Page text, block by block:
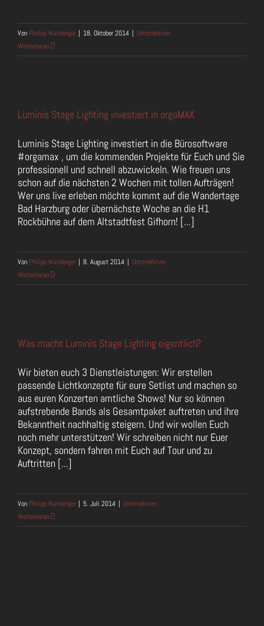
Von Philipp Nürnberger | 18. Oktober 2014 | Unternehmen
Weiterlesen
Luminis Stage Lighting investiert in orgaMAX
Luminis Stage Lighting investiert in die Bürosoftware
#orgamax , um die kommenden Projekte für Euch und Sie
professionell und schnell abzuwickeln. Wie freuen uns
schon auf die nächsten 2 Wochen mit tollen Aufträgen!
Wer uns live erleben möchte kommt auf die Wandertage
Bad Harzburg oder übernächste Woche an die H1
Rockbühne auf dem Altstadtfest Gifhorn! [...]
Von Philipp Nürnberger | 8. August 2014 | Unternehmen
Weiterlesen
Was macht Luminis Stage Lighting eigentlich?
Wir bieten euch 3 Dienstleistungen: Wir erstellen
passende Lichtkonzepte für eure Setlist und machen so
aus euren Konzerten amtliche Shows! Nur so können
aufstrebende Bands als Gesamtpaket auftreten und ihre
Bekanntheit nachhaltig steigern. Und wir wollen Euch
noch mehr unterstützen! Wir schreiben nicht nur Euer
Konzept, sondern fahren mit Euch auf Tour und zu
Auftritten [...]
Von Philipp Nürnberger | 5. Juli 2014 | Unternehmen
Weiterlesen